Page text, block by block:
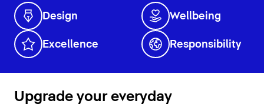
Design Wellbeing
Excellence Responsibility
Upgrade your everyday